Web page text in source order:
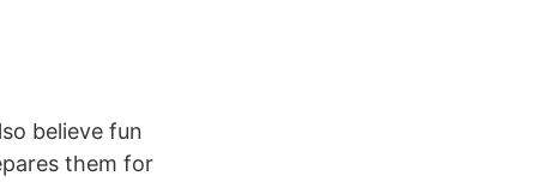
believe fun
them for